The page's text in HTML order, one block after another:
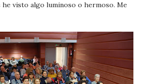
he visto algo luminoso o hermoso. Me